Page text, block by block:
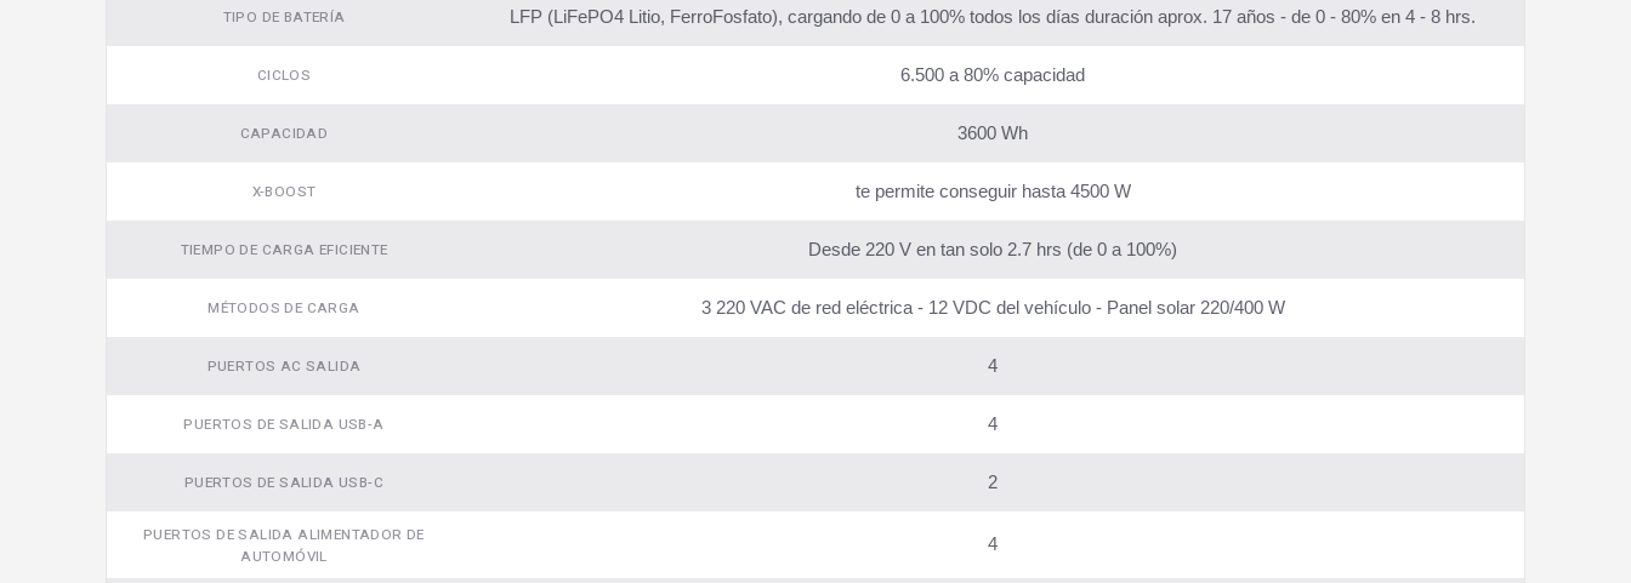
TIPO DE BATERÍA LFP (LiFePO4 Litio, FerroFosfato), cargando de 0 a 100% todos los días duración aprox. 17 años - de 0 - 80% en 4 - 8 hrs.
CICLOS 6.500 a 80% capacidad
CAPACIDAD 3600 Wh
X-BOOST te permite conseguir hasta 4500 W
TIEMPO DE CARGA EFICIENTE Desde 220 V en tan solo 2.7 hrs (de 0 a 100%)
MÉTODOS DE CARGA 3 220 VAC de red eléctrica - 12 VDC del vehículo - Panel solar 220/400 W
PUERTOS AC SALIDA 4
PUERTOS DE SALIDA USB-A 4
PUERTOS DE SALIDA USB-C 2
PUERTOS DE SALIDA ALIMENTADOR DE
AUTOMÓVIL
4